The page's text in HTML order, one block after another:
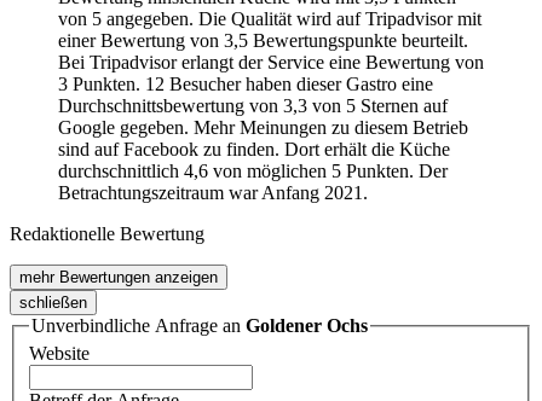
von 5 angegeben. Die Qualität wird auf Tripadvisor mit
einer Bewertung von 3,5 Bewertungspunkte beurteilt.
Bei Tripadvisor erlangt der Service eine Bewertung von
3 Punkten. 12 Besucher haben dieser Gastro eine
Durchschnittsbewertung von 3,3 von 5 Sternen auf
Google gegeben. Mehr Meinungen zu diesem Betrieb
sind auf Facebook zu finden. Dort erhält die Küche
durchschnittlich 4,6 von möglichen 5 Punkten. Der
Betrachtungszeitraum war Anfang 2021.
Redaktionelle Bewertung
mehr Bewertungen anzeigen
schließen
Unverbindliche Anfrage an Goldener Ochs
Website